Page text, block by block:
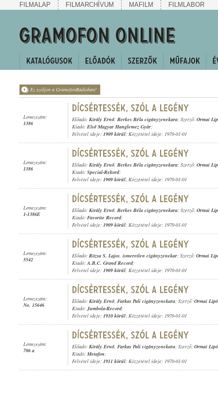
FILMALAP FILMARCHÍVUM MAFILM FILMLABOR
Ez szóljon a GramofonRádióban!
Lemezszám:
1386
Előadó: Király Ernő, Berkes Béla cigányzenekara; Szerző: Ormai
Kiadó: Első Magyar Hanglemez Gyár;
Felvétel ideje: 1909 körül; Közzététel ideje: 1970-01-01
Lemezszám:
1386
Előadó: Király Ernő, Berkes Béla cigányzenekara; Szerző: Ormai
Kiadó: Special-Rekord;
Felvétel ideje: 1909 körül; Közzététel ideje: 1970-01-01
Lemezszám:
1-1386E
Előadó: Király Ernő, Berkes Béla cigányzenekara; Szerző: Ormai
Kiadó: Favorite Record;
Felvétel ideje: 1909 körül; Közzététel ideje: 1970-01-01
Lemezszám:
5542
Előadó: Rózsa S. Lajos, ismeretlen cigányzenekar; Szerző: Ormai
Kiadó:A.B.C. Grand Record;
Felvétel ideje: 1909 körül; Közzététel ideje: 1970-01-01
Lemezszám:
No. 15646
Előadó: Király Ernő, Farkas Pali cigányzenekara; Szerző: Ormai
Kiadó:Jumbola-Record;
Felvétel ideje: 1910 körül; Közzététel ideje: 1970-01-01
Lemezszám:
706 a
Előadó: Király Ernő, Farkas Pali cigányzenekara; Szerző: Ormai
Kiadó: Metafon;
Felvétel ideje: 1911 körül; Közzététel ideje: 1970-01-01